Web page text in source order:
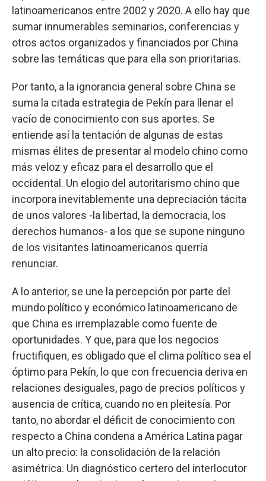
latinoamericanos entre 2002 y 2020. A ello hay que
sumar innumerables seminarios, conferencias y
otros actos organizados y financiados por China
sobre las temáticas que para ella son prioritarias.
Por tanto, a la ignorancia general sobre China se
suma la citada estrategia de Pekín para llenar el
vacío de conocimiento con sus aportes. Se
entiende así la tentación de algunas de estas
mismas élites de presentar al modelo chino como
más veloz y eficaz para el desarrollo que el
occidental. Un elogio del autoritarismo chino que
incorpora inevitablemente una depreciación tácita
de unos valores -la libertad, la democracia, los
derechos humanos- a los que se supone ninguno
de los visitantes latinoamericanos querría
renunciar.
A lo anterior, se une la percepción por parte del
mundo político y económico latinoamericano de
que China es irremplazable como fuente de
oportunidades. Y que, para que los negocios
fructifiquen, es obligado que el clima político sea el
óptimo para Pekín, lo que con frecuencia deriva en
relaciones desiguales, pago de precios políticos y
ausencia de crítica, cuando no en pleitesía. Por
tanto, no abordar el déficit de conocimiento con
respecto a China condena a América Latina pagar
un alto precio: la consolidación de la relación
asimétrica. Un diagnóstico certero del interlocutor